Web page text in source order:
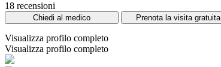
18 recensioni
Chiedi al medico Prenota la visita gratuita
Visualizza profilo completo
Visualizza profilo completo